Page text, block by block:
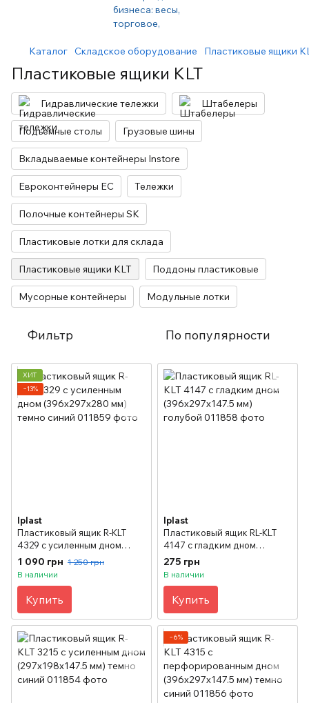
Каталог Складское оборудование Пластиковые ящики
Пластиковые ящики KLT
Гидравлические тележки Штабелеры
Подъемные столы Грузовые шины
Вкладываемые контейнеры Instore
Евроконтейнеры ЕС Тележки
Полочные контейнеры SK
Пластиковые лотки для склада
Пластиковые ящики KLT Поддоны пластиковые
Мусорные контейнеры Модульные лотки
Фильтр По популярности
ХИТ
−13%
Iplast
Пластиковый ящик R-KLT
4329 с усиленным дном
(396х297х280 мм) темно
синий
1 090 грн 1 250 грн
В наличии
Купить
Iplast
Пластиковый ящик RL-KLT
4147 с гладким дном
(396х297х147.5 мм) голубой
275 грн
В наличии
Купить
−6%